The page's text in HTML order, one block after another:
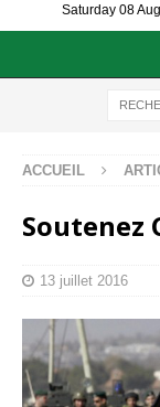
Saturday 08
ACCUEIL
Soutenez
13 juillet 2016